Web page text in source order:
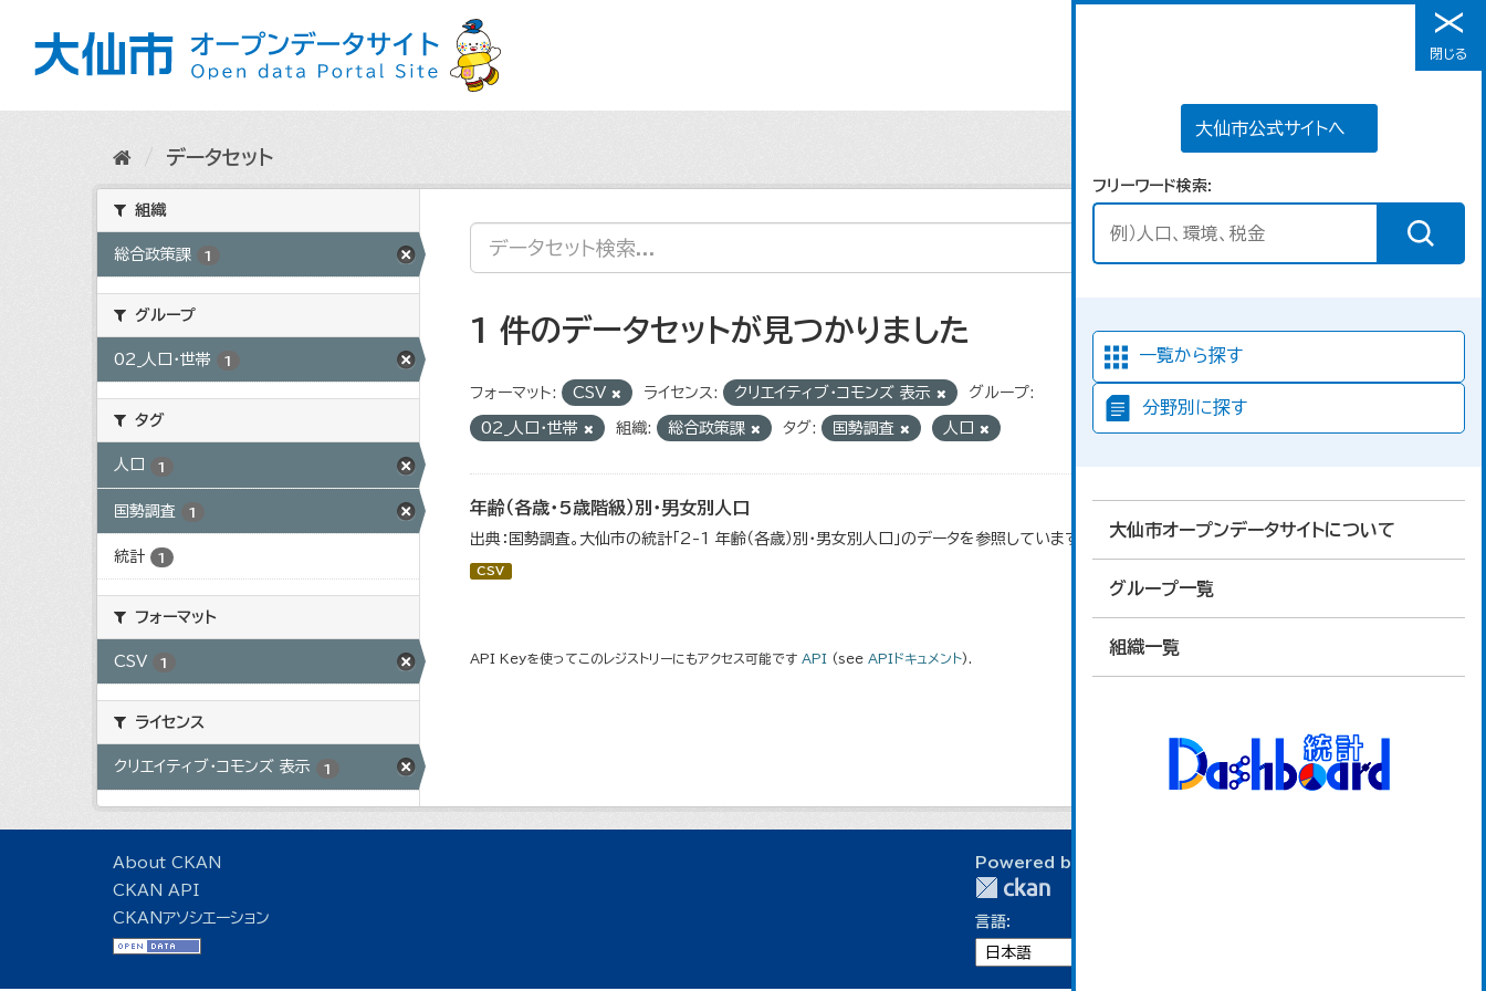
メニュー
大仙市公式サイトへ
フリーワード検索
一覧から探す
分野別に探す
大仙市オープンデータサイトについて
グループ一覧
組織一覧
閉じる
データセット
組織
総合政策課 1
グループ
02_人口・世帯 1
タグ
人口 1
国勢調査 1
統計 1
フォーマット
CSV 1
ライセンス
クリエイティブ・コモンズ 表示 1
1 件のデータセットが見つかりました
フォーマット: CSV ライセンス: クリエイティブ・コモンズ 表示 グループ:
02_人口・世帯 組織: 総合政策課 タグ: 国勢調査 人口
年齢（各歳・5歳階級）別・男女別人口
出典：国勢調査。大仙市の統計「2-1 年齢（各歳）別・男女別人口」のデータを参照しています。
CSV
API Keyを使ってこのレジストリーにもアクセス可能です API (see APIドキュメント).
About CKAN
CKAN API
CKANアソシエーション
Powered by
言語